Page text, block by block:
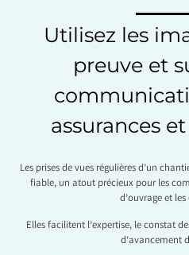
Utilisez les
preuve et
assurances
Les prises de vues régulières d’un
fiable, un atout précieux pour les
d’ouvrage et
Elles facilitent l’expertise, le constat
d’avancement